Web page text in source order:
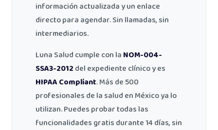
información actualizada y un enlace
directo para agendar. Sin llamadas, sin
intermediarios.
Luna Salud cumple con la NOM-004-
SSA3-2012 del expediente clínico y es
HIPAA Compliant. Más de 500
profesionales de la salud en México ya lo
utilizan. Puedes probar todas las
funcionalidades gratis durante 14 días, sin